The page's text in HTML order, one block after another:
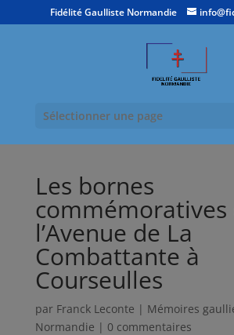
Fidélité Gaulliste Normandie
Sélectionner une page
Les bornes
commémoratives
l’Avenue de La
Combattante à
Courseulles
par Franck Leconte | Mémoires
Normandie | 0 commentaires